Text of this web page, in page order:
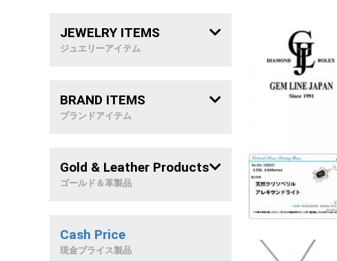
JEWELRY ITEMS
ジュエリーアイテム
喜 平
リング
ブレスレット
BRAND ITEMS
ブランドアイテム
ブランドジュエリー
Gold & Leather Products
ゴールド＆革製品
天然石製品
Cash Price
現金プライス製品